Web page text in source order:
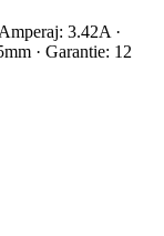
3.42A ·
· Garantie: 12